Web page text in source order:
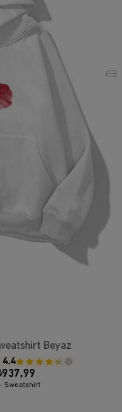
Beyaz
4.4
Sweatshirt